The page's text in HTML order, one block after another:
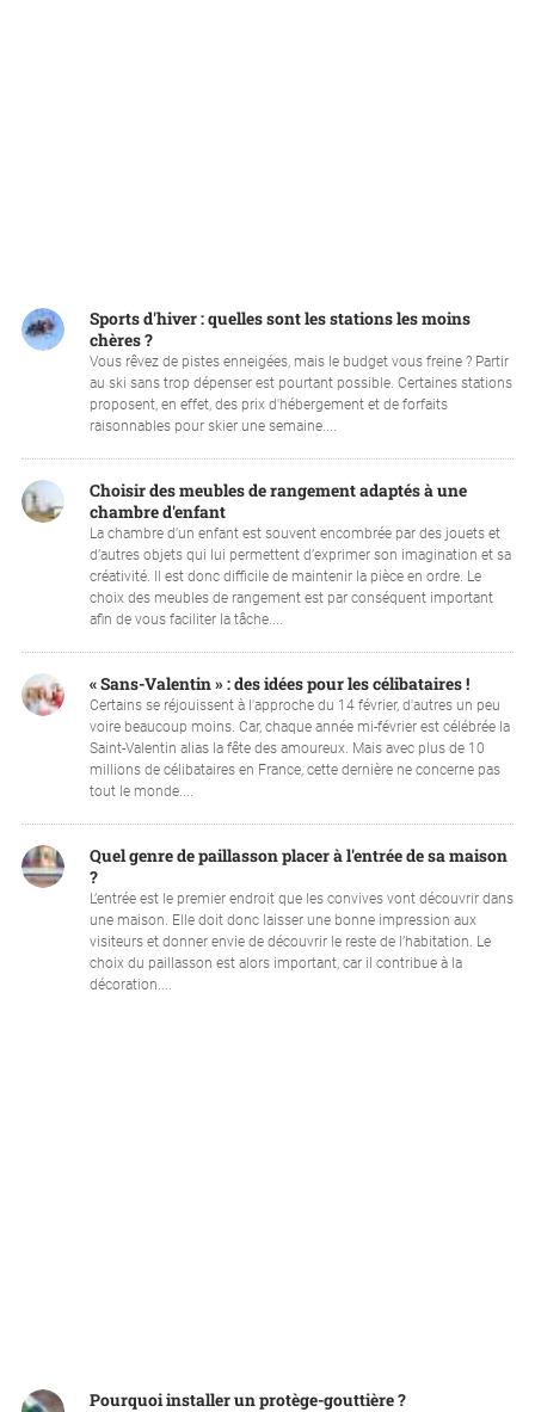
Sports d'hiver : quelles sont les stations les moins
chères ?
Vous rêvez de pistes enneigées, mais le budget vous freine ? Partir
au ski sans trop dépenser est pourtant possible. Certaines stations
proposent, en effet, des prix d'hébergement et de forfaits
raisonnables pour skier une semaine....
Choisir des meubles de rangement adaptés à une
chambre d'enfant
La chambre d’un enfant est souvent encombrée par des jouets et
d’autres objets qui lui permettent d’exprimer son imagination et sa
créativité. Il est donc difficile de maintenir la pièce en ordre. Le
choix des meubles de rangement est par conséquent important
afin de vous faciliter la tâche....
« Sans-Valentin » : des idées pour les célibataires !
Certains se réjouissent à l'approche du 14 février, d'autres un peu
voire beaucoup moins. Car, chaque année mi-février est célébrée la
Saint-Valentin alias la fête des amoureux. Mais avec plus de 10
millions de célibataires en France, cette dernière ne concerne pas
tout le monde....
Quel genre de paillasson placer à l'entrée de sa maison
?
L’entrée est le premier endroit que les convives vont découvrir dans
une maison. Elle doit donc laisser une bonne impression aux
visiteurs et donner envie de découvrir le reste de l’habitation. Le
choix du paillasson est alors important, car il contribue à la
décoration....
Pourquoi installer un protège-gouttière ?